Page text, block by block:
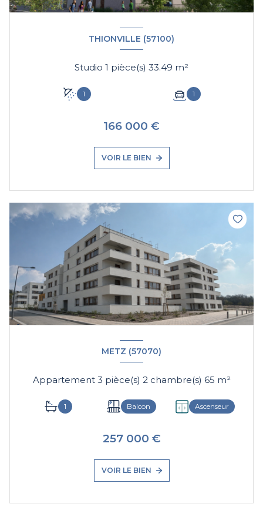
THIONVILLE (57100)
Studio 1 pièce(s) 33.49 m²
1 1
166 000 €
VOIR LE BIEN
METZ (57070)
Appartement 3 pièce(s) 2 chambre(s) 65 m²
1 Balcon Ascenseur
257 000 €
VOIR LE BIEN